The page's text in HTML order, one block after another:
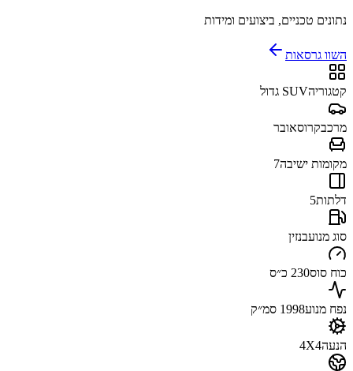
נתונים טכניים, ביצועים ומידות
השוו גרסאות
קטגוריהSUV גדול
מרכבקרוסאובר
מקומות ישיבה7
דלתות5
סוג מנועבנזין
כוח סוס230 כ״ס
נפח מנוע1998 סמ״ק
הנעה4X4